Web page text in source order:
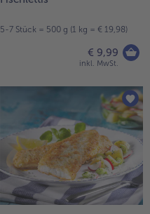
5-7 Stück = 500 g (1 kg = € 19,98)
€ 9,99
inkl. MwSt.